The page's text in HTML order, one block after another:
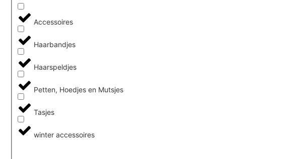
Accessoires
Haarbandjes
Haarspeldjes
Petten, Hoedjes en Mutsjes
Tasjes
winter accessoires